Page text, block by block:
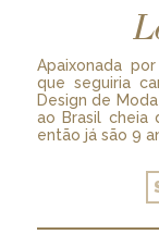
Apaixonada
que seguiria
Design de
ao Brasil cheia
então já são 9